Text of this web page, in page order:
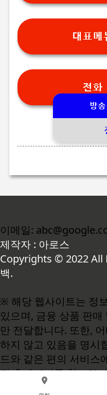
대표메
전화
방
이메일:
제작자 : 아로스
Copyrights © 2022 All
백.
※ 해당 웹사이트는 정
있으며, 금융 상품 판
만 전달합니다. 또한,
하지 않고 있음을 명시
드와 같은 편의 서비스
관 홈페이지를 참고하